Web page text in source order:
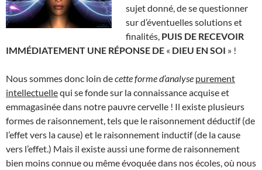
sujet donné, de se questionner
sur d’éventuelles solutions et
finalités, PUIS DE RECEVOIR
IMMÉDIATEMENT UNE RÉPONSE DE « DIEU EN SOI » !
Nous sommes donc loin decette formed’analyse purement
intellectuellequi se fonde sur la connaissance acquise et
emmagasinée dans notre pauvre cervelle ! Il existe plusieurs
formes de raisonnement, tels que le raisonnement déductif (de
l’effet vers la cause) et le raisonnement inductif (de la cause
vers l’effet.) Mais il existe aussi une forme de raisonnement
bien moins connue ou même évoquée dans nos écoles, où nous